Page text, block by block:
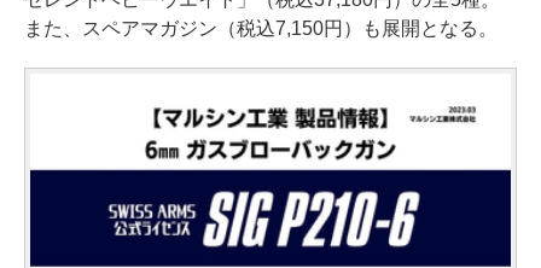
また、スペアマガジン（税込7,150円）も展開となる。